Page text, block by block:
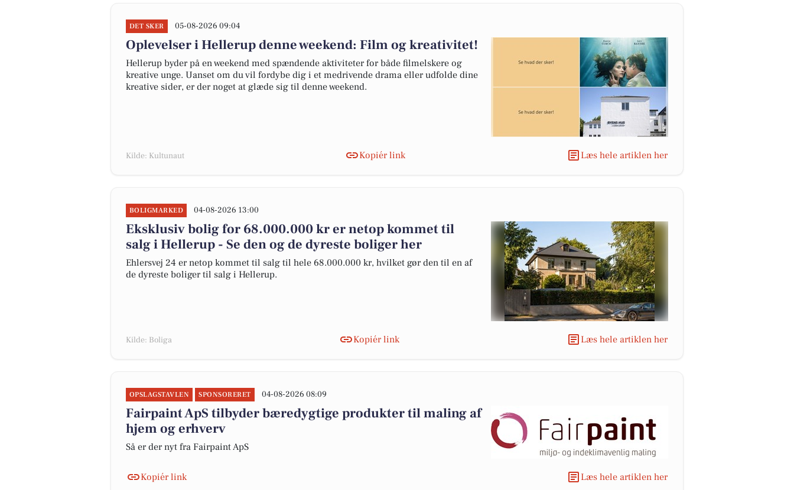
DET SKER 05-08-2026 09:04
Oplevelser i Hellerup denne weekend: Film og kreativitet!
Hellerup byder på en weekend med spændende aktiviteter for både filmelskere og
kreative unge. Uanset om du vil fordybe dig i et medrivende drama eller udfolde dine
kreative sider, er der noget at glæde sig til denne weekend.
Kilde: Kultunaut Kopiér link Læs hele artiklen her
BOLIGMARKED 04-08-2026 13:00
Eksklusiv bolig for 68.000.000 kr er netop kommet til
salg i Hellerup - Se den og de dyreste boliger her
Ehlersvej 24 er netop kommet til salg til hele 68.000.000 kr, hvilket gør den til en af
de dyreste boliger til salg i Hellerup.
Kilde: Boliga Kopiér link Læs hele artiklen her
OPSLAGSTAVLEN SPONSORERET 04-08-2026 08:09
Fairpaint ApS tilbyder bæredygtige produkter til maling af
hjem og erhverv
Så er der nyt fra Fairpaint ApS
Kopiér link Læs hele artiklen her